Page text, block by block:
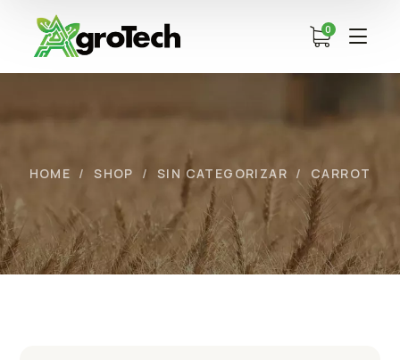
0
HOME SHOP SIN CATEGORIZAR CARROT